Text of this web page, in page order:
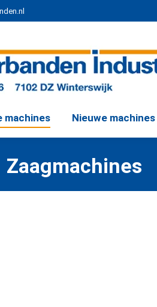
machines Nieuwe machines
Zaagmachines